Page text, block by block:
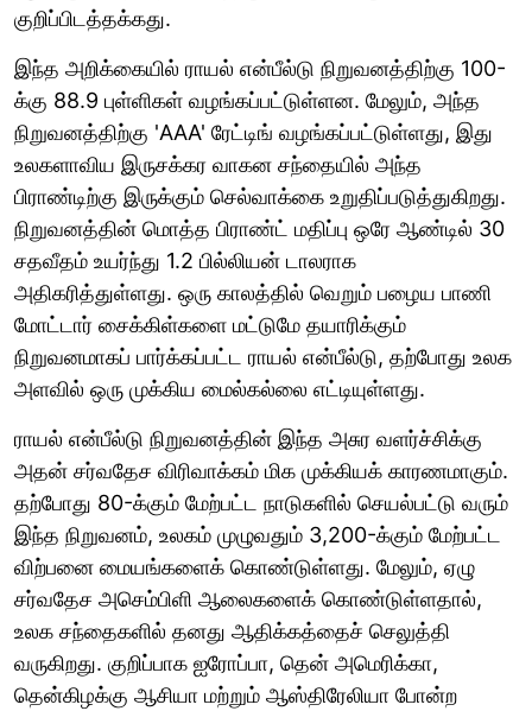
குறிப்பிடத்தக்கது.
இந்த அறிக்கையில் ராயல் என்பீல்டு நிறுவனத்திற்கு 100-
க்கு 88.9 புள்ளிகள் வழங்கப்பட்டுள்ளன. மேலும், அந்த
நிறுவனத்திற்கு 'AAA' ரேட்டிங் வழங்கப்பட்டுள்ளது, இது
உலகளாவிய இருசக்கர வாகன சந்தையில் அந்த
பிராண்டிற்கு இருக்கும் செல்வாக்கை உறுதிப்படுத்துகிறது.
நிறுவனத்தின் மொத்த பிராண்ட் மதிப்பு ஒரே ஆண்டில் 30
சதவீதம் உயர்ந்து 1.2 பில்லியன் டாலராக
அதிகரித்துள்ளது. ஒரு காலத்தில் வெறும் பழைய பாணி
மோட்டார் சைக்கிள்களை மட்டுமே தயாரிக்கும்
நிறுவனமாகப் பார்க்கப்பட்ட ராயல் என்பீல்டு, தற்போது உலக
அளவில் ஒரு முக்கிய மைல்கல்லை எட்டியுள்ளது.
ராயல் என்பீல்டு நிறுவனத்தின் இந்த அசுர வளர்ச்சிக்கு
அதன் சர்வதேச விரிவாக்கம் மிக முக்கியக் காரணமாகும்.
தற்போது 80-க்கும் மேற்பட்ட நாடுகளில் செயல்பட்டு வரும்
இந்த நிறுவனம், உலகம் முழுவதும் 3,200-க்கும் மேற்பட்ட
விற்பனை மையங்களைக் கொண்டுள்ளது. மேலும், ஏழு
சர்வதேச அசெம்பிளி ஆலைகளைக் கொண்டுள்ளதால்,
உலக சந்தைகளில் தனது ஆதிக்கத்தைச் செலுத்தி
வருகிறது. குறிப்பாக ஐரோப்பா, தென் அமெரிக்கா,
தென்கிழக்கு ஆசியா மற்றும் ஆஸ்திரேலியா போன்ற